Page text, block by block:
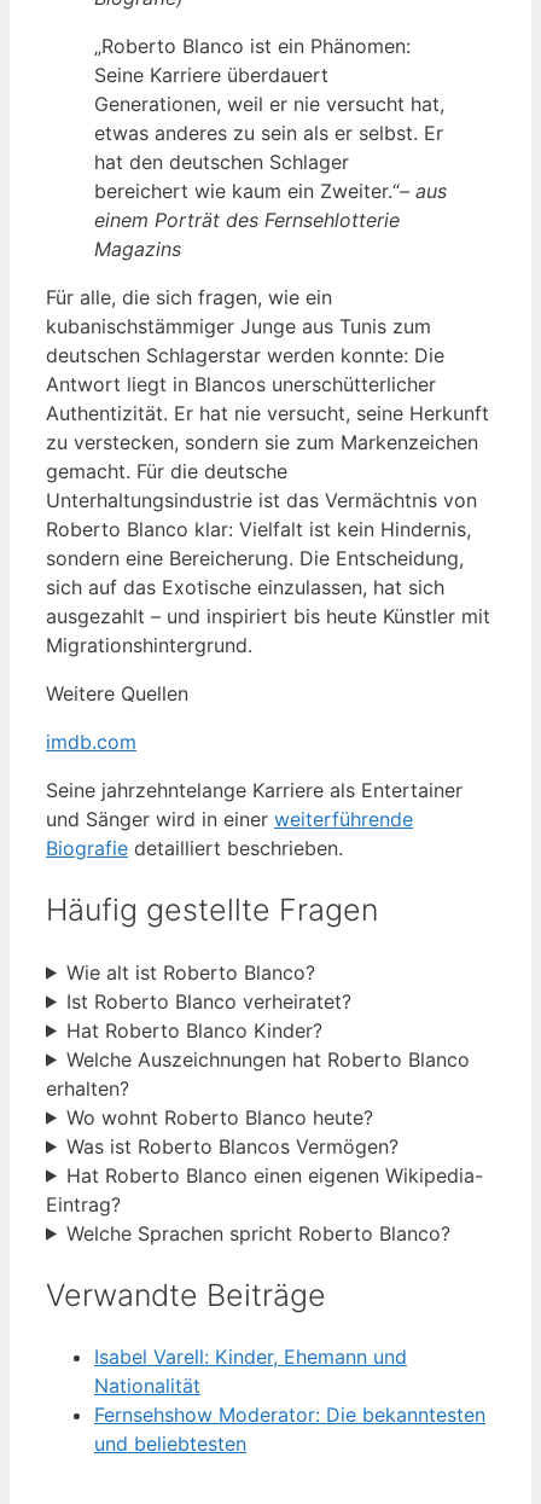
„Roberto Blanco ist ein Phänomen:
Seine Karriere überdauert
Generationen, weil er nie versucht hat,
etwas anderes zu sein als er selbst. Er
hat den deutschen Schlager
bereichert wie kaum ein Zweiter.“– aus
einem Porträt des Fernsehlotterie
Magazins
Für alle, die sich fragen, wie ein
kubanischstämmiger Junge aus Tunis zum
deutschen Schlagerstar werden konnte: Die
Antwort liegt in Blancos unerschütterlicher
Authentizität. Er hat nie versucht, seine Herkunft
zu verstecken, sondern sie zum Markenzeichen
gemacht. Für die deutsche
Unterhaltungsindustrie ist das Vermächtnis von
Roberto Blanco klar: Vielfalt ist kein Hindernis,
sondern eine Bereicherung. Die Entscheidung,
sich auf das Exotische einzulassen, hat sich
ausgezahlt – und inspiriert bis heute Künstler mit
Migrationshintergrund.
Weitere Quellen
imdb.com
Seine jahrzehntelange Karriere als Entertainer
und Sänger wird in einer weiterführende
Biografie detailliert beschrieben.
Häufig gestellte Fragen
Wie alt ist Roberto Blanco?
Ist Roberto Blanco verheiratet?
Hat Roberto Blanco Kinder?
Welche Auszeichnungen hat Roberto Blanco
erhalten?
Wo wohnt Roberto Blanco heute?
Was ist Roberto Blancos Vermögen?
Hat Roberto Blanco einen eigenen Wikipedia-
Eintrag?
Welche Sprachen spricht Roberto Blanco?
Verwandte Beiträge
Isabel Varell: Kinder, Ehemann und
Nationalität
Fernsehshow Moderator: Die bekanntesten
und beliebtesten